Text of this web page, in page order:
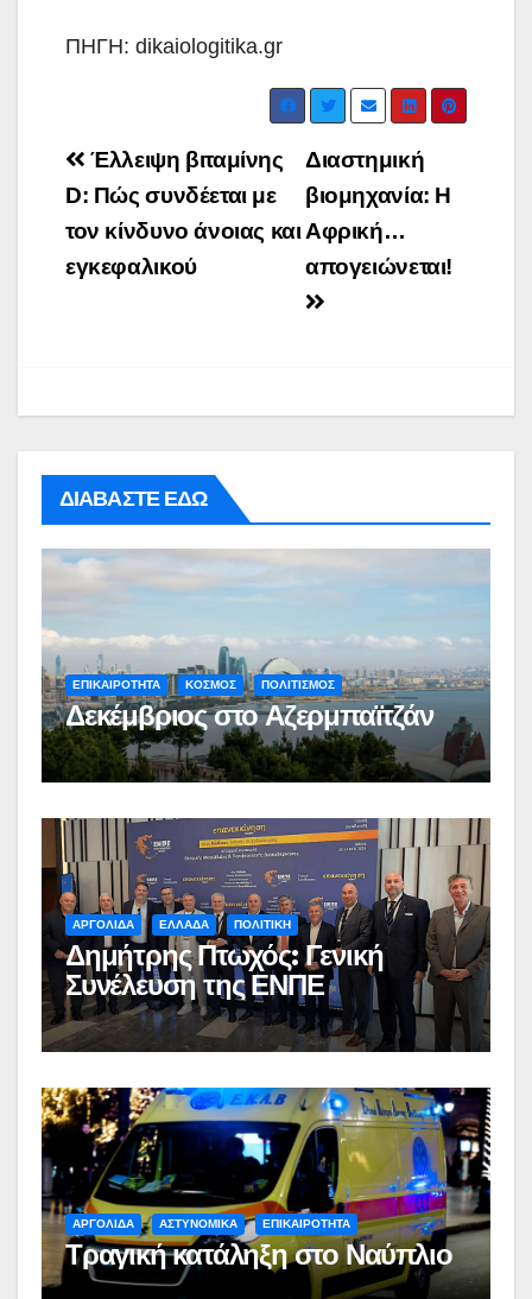
ΠΗΓΗ: dikaiologitika.gr
Post
navigation
Διαστημική
βιομηχανία: Η
Αφρική…
απογειώνεται!
Έλλειψη βιταμίνης
D: Πώς συνδέεται με
τον κίνδυνο άνοιας και
εγκεφαλικού
ΔΙΑΒΑΣΤΕ ΕΔΩ
ΕΠΙΚΑΙΡΟΤΗΤΑ ΚΟΣΜΟΣ ΠΟΛΙΤΙΣΜΟΣ
Δεκέμβριος στο Αζερμπαϊτζάν
ΑΡΓΟΛΙΔΑ ΕΛΛΑΔΑ ΠΟΛΙΤΙΚΗ
Δημήτρης Πτωχός: Γενική
Συνέλευση της ΕΝΠΕ
ΑΡΓΟΛΙΔΑ ΑΣΤΥΝΟΜΙΚΑ ΕΠΙΚΑΙΡΟΤΗΤΑ
Τραγική κατάληξη στο Ναύπλιο